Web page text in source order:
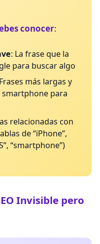
conocer:
: La frase que la
para buscar algo
más largas y
smartphone para
relacionadas con
de “iPhone”,
“smartphone”)
Invisible pero